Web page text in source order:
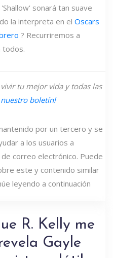
sonará tan suave
la interpreta en el Oscars
? Recurriremos a
todos.
tu mejor vida y todas las
boletín!
por un tercero y se
a los usuarios a
correo electrónico. Puede
este y contenido similar
leyendo a continuación
R. Kelly me
Gayle